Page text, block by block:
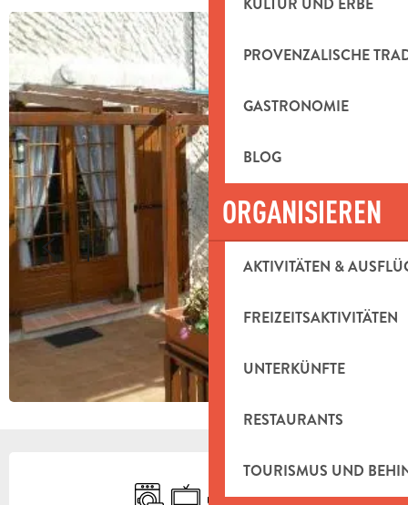
PROVENZALISCHE
GASTRONOMIE
BLOG
ORGANISIEREN
AKTIVITÄTEN &
FREIZEITSAKTIVITÄTEN
UNTERKÜNFTE
RESTAURANTS
TOURISMUS UND
ÖFFNUNGSZEITEN &
Waschmaschine
FernsehenTerrasseParkplatz